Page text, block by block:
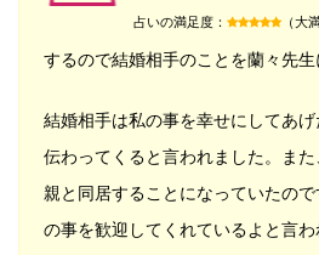
占いの満足度： （大
するので結婚相手のことを蘭々先生
結婚相手は私の事を幸せにしてあげ
伝わってくると言われました。ま
親と同居することになっていたの
の事を歓迎してくれているよと言